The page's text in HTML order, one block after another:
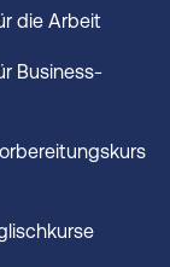
die Arbeit
Business-